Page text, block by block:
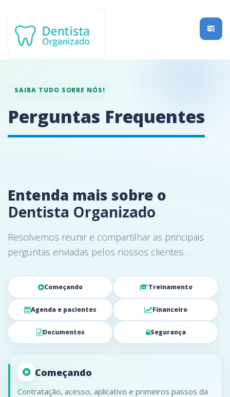
SAIBA TUDO SOBRE NÓS!
Perguntas Frequentes
Entenda mais sobre o
Dentista Organizado
Resolvemos reunir e compartilhar as principais
perguntas enviadas pelos nossos clientes.
Começando Treinamento
Agenda e pacientes Financeiro
Documentos Segurança
Começando
Contratação, acesso, aplicativo e primeiros passos da